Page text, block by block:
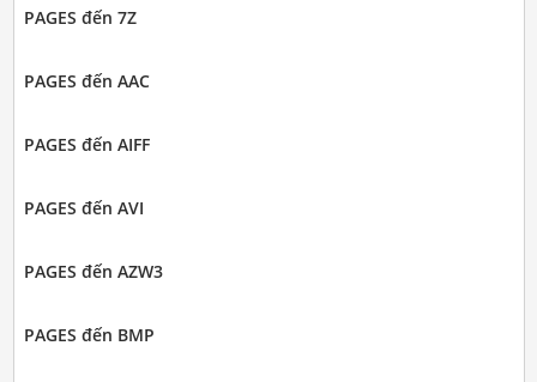
PAGES đến 7Z
PAGES đến AAC
PAGES đến AIFF
PAGES đến AVI
PAGES đến AZW3
PAGES đến BMP